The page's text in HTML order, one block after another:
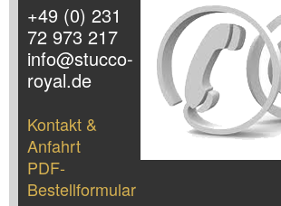
+49 (0) 231
72 973 217
info@stucco-
royal.de
Kontakt &
Anfahrt
PDF-
Bestellformular